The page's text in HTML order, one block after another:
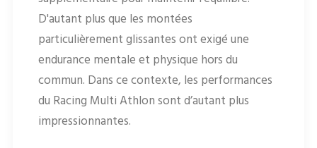
D'autant plus que les montées
particulièrement glissantes ont exigé une
endurance mentale et physique hors du
commun. Dans ce contexte, les performances
du Racing Multi Athlon sont d’autant plus
impressionnantes.